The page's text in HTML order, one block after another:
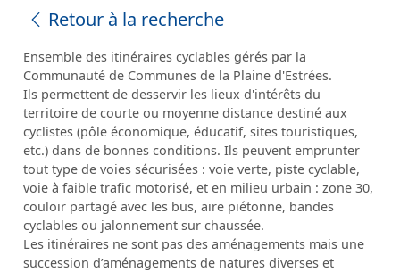
Retour à la recherche
Ensemble des itinéraires cyclables gérés par la
Communauté de Communes de la Plaine d'Estrées.
Ils permettent de desservir les lieux d'intérêts du
territoire de courte ou moyenne distance destiné aux
cyclistes (pôle économique, éducatif, sites touristiques,
etc.) dans de bonnes conditions. Ils peuvent emprunter
tout type de voies sécurisées : voie verte, piste cyclable,
voie à faible trafic motorisé, et en milieu urbain : zone 30,
couloir partagé avec les bus, aire piétonne, bandes
cyclables ou jalonnement sur chaussée.
Les itinéraires ne sont pas des aménagements mais une
succession d’aménagements de natures diverses et